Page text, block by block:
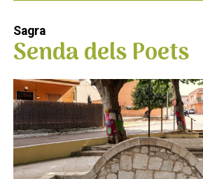
Sagra
Senda dels Poets